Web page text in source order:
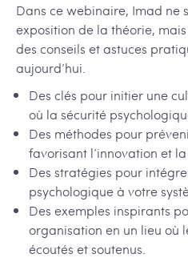
Dans ce webinaire, Imad ne
exposition de la théorie,
des conseils et astuces
aujourd’hui.
Des clés pour initier une
où la sécurité
Des méthodes pour
favorisant l’innovation et
Des stratégies pour
psychologique à votre
Des exemples inspirants
organisation en un lieu où
écoutés et soutenus.